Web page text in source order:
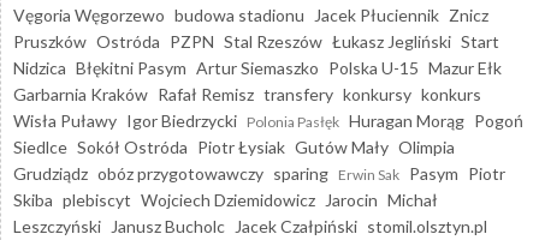
Vęgoria Węgorzewo budowa stadionu Jacek Płuciennik Znicz
Pruszków Ostróda PZPN Stal Rzeszów Łukasz Jegliński Start
Nidzica Błękitni Pasym Artur Siemaszko Polska U-15 Mazur Ełk
Garbarnia Kraków Rafał Remisz transfery konkursy konkurs
Wisła Puławy Igor Biedrzycki Polonia Pasłęk Huragan Morąg Pogoń
Siedlce Sokół Ostróda Piotr Łysiak Gutów Mały Olimpia
Grudziądz obóz przygotowawczy sparing Erwin Sak Pasym Piotr
Skiba plebiscyt Wojciech Dziemidowicz Jarocin Michał
Leszczyński
Janusz Bucholc Jacek Czałpiński stomil.olsztyn.pl